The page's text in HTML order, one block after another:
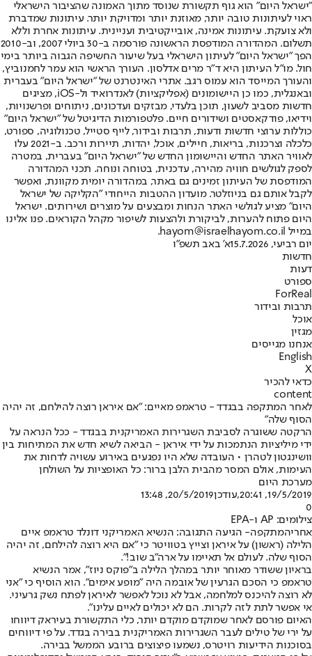
"ישראל היום" הוא גוף תקשורת שנוסד מתוך האמונה שהציבור הישראלי
ראוי לעיתונות טובה יותר, מאוזנת יותר ומדויקת יותר. עיתונות שמדברת
ולא צועקת. עיתונות אמינה, אובייקטיבית ועניינית. עיתונות אחרת וללא
תשלום. המהדורה המודפסת הראשונה פורסמה ב-30 ביולי 2007, וב-2010
הפך "ישראל היום" לעיתון הישראלי בעל שיעור החשיפה הגבוה ביותר בימי
חול. מו"ל העיתון היא ד"ר מרים אדלסון. העורך הראשי הוא עמר לחמנוביץ,
והעורך המייסד הוא עמוס רגב. אתרי האינטרנט של "ישראל היום" בעברית
ובאנגלית, כמו כן היישומונים (אפליקציות) לאנדרואיד ול-iOS, מציגים
חדשות מסביב לשעון, תוכן בלעדי, מבזקים ועדכונים, ניתוחים ופרשנויות,
וידיאו, פודקאסטים ושידורים חיים. פלטפורמות הדיגיטל של "ישראל היום"
כוללות ערוצי חדשות ודעות, תרבות ובידור, לייף סטייל, טכנולוגיה, ספורט,
כלכלה וצרכנות, בריאות, חיילים, אוכל, יהדות, תיירות ורכב. ב-2021 עלו
לאוויר האתר החדש והיישומון החדש של "ישראל היום" בעברית, במטרה
לספק לגולשים חוויה מהירה, עדכנית, בטוחה ונוחה. תכני המהדורה
המודפסת של העיתון זמינים גם באתר, במהדורה יומית מקוונת, ואפשר
לקבל אותם גם בניוזלטר. מועדון ההטבות הייחודי "הקליקה של ישראל
היום" מציע לגולשי האתר הנחות ומבצעים על מוצרים ושירותים. ישראל
היום פתוח להערות, לביקורת ולהצעות לשיפור מקהל הקוראים. פנו אלינו
במייל hayom@israelhayom.co.il.
יום רביעי, 15.7.2026
א' באב תשפ"ו
חדשות
דעות
ספורט
ForReal
תרבות ובידור
אוכל
מגזין
אנחנו מגייסים
English
X
כדאי להכיר
content
לאחר המתקפה בבגדד - טראמפ מאיים: "אם איראן רוצה להילחם, זה יהיה
הסוף שלה"
הרקטה ששוגרה לסביבת השגרירות האמריקנית בבגדד - ככל הנראה על
ידי מיליציות הנתמכות על ידי איראן - הביאה לשיא חדש את המתיחות בין
וושינגטון לטהרן • העובדה שלא היו נפגעים באירוע עשויה לדחות את
העימות, אולם המסר מהבית הלבן ברור: כל האופציות על השולחן
מערכת היום
19/5/2019, 20:41
,עודכן20/5/2019, 13:48
0
צילומים: AP ו-EPA
אחריהמתקפה- הגיעה התגובה: הנשיא האמריקני דונלד טראמפ איים
הלילה (ראשון) על איראן וצייץ בטוויטר כי "אם היא רוצה להילחם, זה יהיה
הסוף שלה. לעולם אל תאיימו על ארה"ב שוב!".
בראיון ששודר מאוחר יותר במהלך הלילה ב"פוקס ניוז", אמר הנשיא
טראמפ כי הסכם הגרעין של אובמה היה "מופע אימים". הוא הוסיף כי "אני
לא רוצה להיכנס למלחמה, אבל לא נוכל לאפשר לאיראן לפתח נשק גרעיני.
אי אפשר לתת לזה לקרות. הם לא יכולים לאיים עלינו".
האיום פורסם לאחר שמוקדם מוקדם יותר, כלי התקשורת בעיראק דיווחו
על ירי של טילים לעבר השגרירות האמריקנית בבירה בגדד. על פי דיווחים
בסוכנות הידיעות רויטרס, נשמעו פיצוצים ברובע הממשל בבירה.